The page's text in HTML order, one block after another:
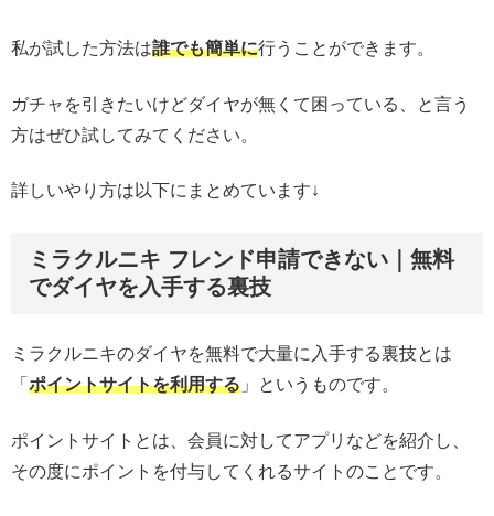
私が試した方法は誰でも簡単に行うことができます。
ガチャを引きたいけどダイヤが無くて困っている、と言う
方はぜひ試してみてください。
詳しいやり方は以下にまとめています↓
ミラクルニキ フレンド申請できない｜無料
でダイヤを入手する裏技
ミラクルニキのダイヤを無料で大量に入手する裏技とは
「 ポイントサイトを利用する 」というものです。
ポイントサイトとは、会員に対してアプリなどを紹介し、
その度にポイントを付与してくれるサイトのことです。